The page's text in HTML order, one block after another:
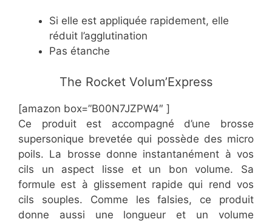
Si elle est appliquée rapidement, elle
réduit l’agglutination
Pas étanche
​The Rocket Volum’Express
[amazon box=”B00N7JZPW4″ ]
Ce produit est accompagné d’une brosse
supersonique brevetée qui possède des micro
poils. La brosse donne instantanément à vos
cils un aspect lisse et un bon volume. Sa
formule est à glissement rapide qui rend vos
cils souples. Comme les falsies, ce produit
donne aussi une longueur et un volume